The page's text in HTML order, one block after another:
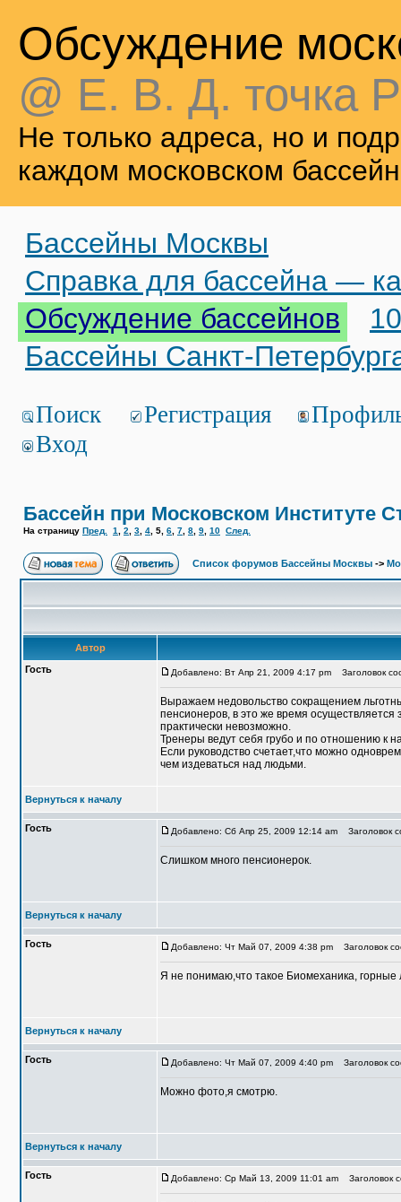
Обсуждение
@ Е. В. Д. точка
Не только адреса, но и
каждом московском
Бассейны Москвы
Справка для бассейна —
Обсуждение бассейнов
Бассейны Санкт-
Поиск Регистрация
Вход
Бассейн при Московском Институте
На страницу Пред. 1 2 3 4 5 6 7 8 9 10 След.
Список форумов Бассейны Москвы ->
Автор
Гость
Добавлено: Вт Апр 21, 2009 4:17 pm Заголовок
Выражаем недовольство сокращением
пенсионеров, в это же время осуществляется
практически невозможно.
Тренеры ведут себя грубо и по отношению к
Если руководство счетает,что можно
чем издеваться над людьми.
Вернуться к началу
Гость Добавлено: Сб Апр 25, 2009 12:14 am Заголовок
Слишком много пенсионерок.
Вернуться к началу
Гость Добавлено: Чт Май 07, 2009 4:38 pm Заголовок
Я не понимаю,что такое Биомеханика,
Вернуться к началу
Гость Добавлено: Чт Май 07, 2009 4:40 pm Заголовок
Можно фото,я смотрю.
Вернуться к началу
Гость Добавлено: Ср Май 13, 2009 11:01 am Заголовок